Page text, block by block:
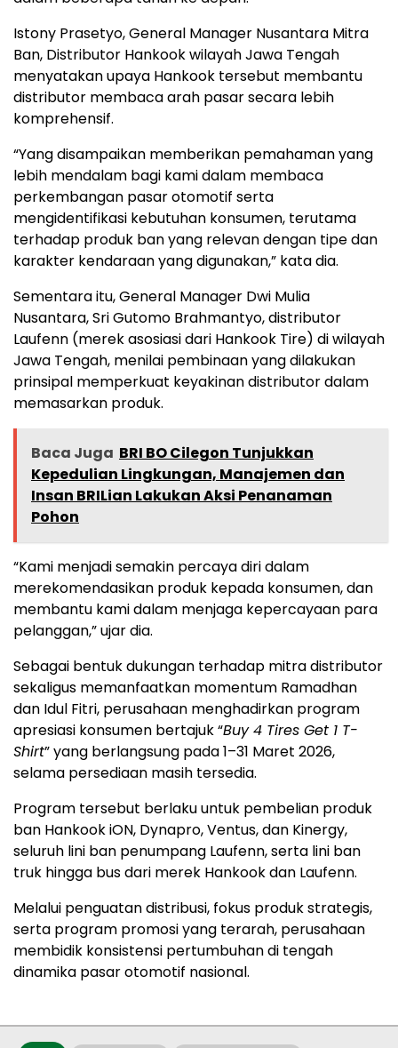
Istony Prasetyo, General Manager Nusantara Mitra
Ban, Distributor Hankook wilayah Jawa Tengah
menyatakan upaya Hankook tersebut membantu
distributor membaca arah pasar secara lebih
komprehensif.
“Yang disampaikan memberikan pemahaman yang
lebih mendalam bagi kami dalam membaca
perkembangan pasar otomotif serta
mengidentifikasi kebutuhan konsumen, terutama
terhadap produk ban yang relevan dengan tipe dan
karakter kendaraan yang digunakan,” kata dia.
Sementara itu, General Manager Dwi Mulia
Nusantara, Sri Gutomo Brahmantyo, distributor
Laufenn (merek asosiasi dari Hankook Tire) di wilayah
Jawa Tengah, menilai pembinaan yang dilakukan
prinsipal memperkuat keyakinan distributor dalam
memasarkan produk.
Baca Juga BRI BO Cilegon Tunjukkan
Kepedulian Lingkungan, Manajemen dan
Insan BRILian Lakukan Aksi Penanaman
Pohon
“Kami menjadi semakin percaya diri dalam
merekomendasikan produk kepada konsumen, dan
membantu kami dalam menjaga kepercayaan para
pelanggan,” ujar dia.
Sebagai bentuk dukungan terhadap mitra distributor
sekaligus memanfaatkan momentum Ramadhan
dan Idul Fitri, perusahaan menghadirkan program
apresiasi konsumen bertajuk “Buy 4 Tires Get 1 T-
Shirt” yang berlangsung pada 1–31 Maret 2026,
selama persediaan masih tersedia.
Program tersebut berlaku untuk pembelian produk
ban Hankook iON, Dynapro, Ventus, dan Kinergy,
seluruh lini ban penumpang Laufenn, serta lini ban
truk hingga bus dari merek Hankook dan Laufenn.
Melalui penguatan distribusi, fokus produk strategis,
serta program promosi yang terarah, perusahaan
membidik konsistensi pertumbuhan di tengah
dinamika pasar otomotif nasional.